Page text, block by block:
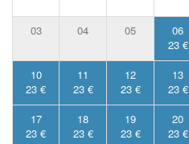
03 04 05
06
23 €
10
23 €
11
23 €
12
23 €
13
23 €
17
23 €
18
23 €
19
23 €
20
23 €